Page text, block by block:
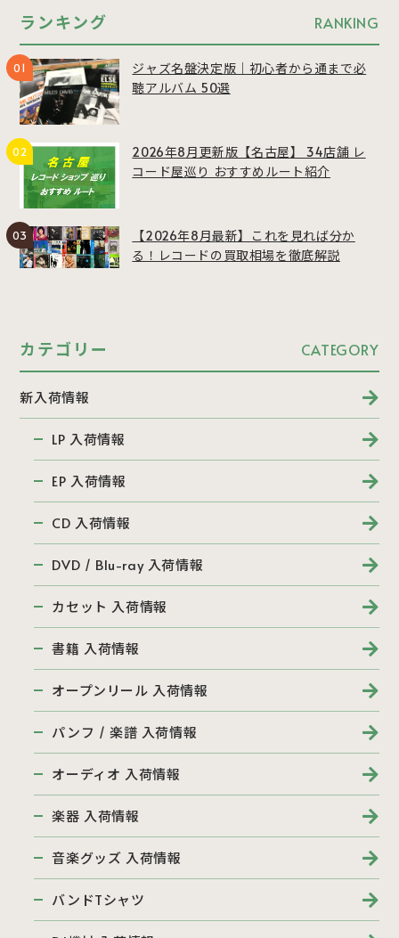
ランキング RANKING
ジャズ名盤決定版｜初心者から通まで必
聴アルバム 50選
2026年8月更新版【名古屋】 34店舗 レ
コード屋巡り おすすめルート紹介
【2026年8月最新】これを見れば分か
る！レコードの買取相場を徹底解説
カテゴリー CATEGORY
新入荷情報
LP 入荷情報
EP 入荷情報
CD 入荷情報
DVD / Blu-ray 入荷情報
カセット 入荷情報
書籍 入荷情報
オープンリール 入荷情報
パンフ / 楽譜 入荷情報
オーディオ 入荷情報
楽器 入荷情報
音楽グッズ 入荷情報
バンドTシャツ